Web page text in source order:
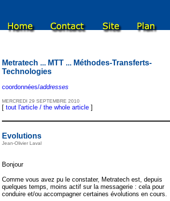
Metratech ... MTT ... Méthodes-Transferts-
Technologies
coordonnées/addresses
MERCREDI 29 SEPTEMBRE 2010
[ tout l'article / the whole article ]
Evolutions
Jean-Olivier Laval
Bonjour
Comme vous avez pu le constater, Metratech est, depuis
quelques temps, moins actif sur la messagerie : cela pour
conduire et/ou accompagner certaines évolutions en cours.